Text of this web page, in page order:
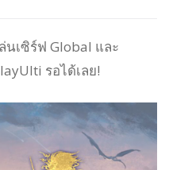
นเซิร์ฟ Global และ
รอได้เลย!